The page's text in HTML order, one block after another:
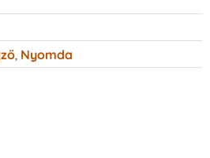
Nyomda